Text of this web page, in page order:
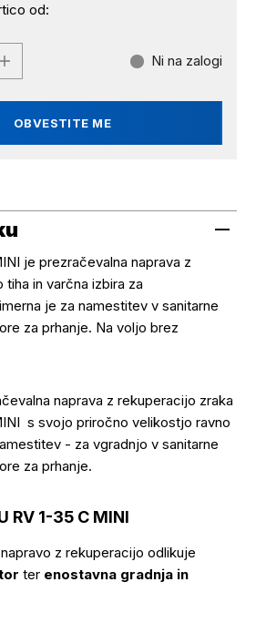
od:
OBVESTITE ME
Ni na zalogi
je prezračevalna naprava z
in varčna izbira za
je za namestitev v sanitarne
za prhanje. Na voljo brez
naprava z rekuperacijo zraka
s svojo priročno velikostjo ravno
- za vgradnjo v sanitarne
za prhanje.
RV 1-35 C MINI
z rekuperacijo odlikuje
ter enostavna gradnja in